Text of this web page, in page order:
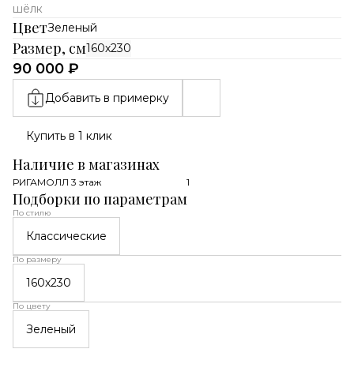
шёлк
ЦветЗеленый
Размер, см160х230
90 000 ₽
Добавить в примерку
Купить в 1 клик
Наличие в магазинах
РИГАМОЛЛ 3 этаж 1
Подборки по параметрам
По стилю
Классические
По размеру
160х230
По цвету
Зеленый